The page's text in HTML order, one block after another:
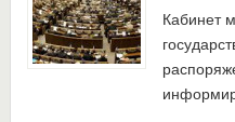
Кабинет